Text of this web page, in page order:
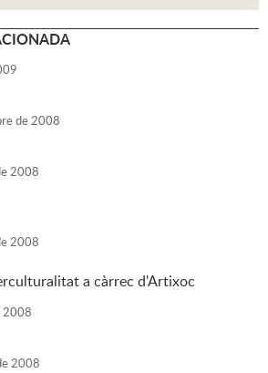
de2008
2008
2008
a càrrec d'Artixoc
2008
2008